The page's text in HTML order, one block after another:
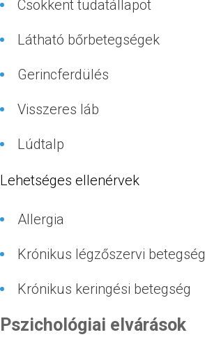
Csökkent tudatállapot
Látható bőrbetegségek
Gerincferdülés
Visszeres láb
Lúdtalp
Lehetséges ellenérvek
Allergia
Krónikus légzőszervi betegség
Krónikus keringési betegség
Pszichológiai elvárások